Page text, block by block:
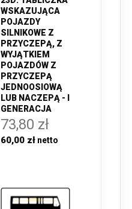
WSKAZUJĄCA
POJAZDY
SILNIKOWE Z
PRZYCZEPĄ, Z
WYJĄTKIEM
POJAZDÓW Z
PRZYCZEPĄ
JEDNOOSIOWĄ
LUB NACZEPĄ - I
GENERACJA
73,80 zł
60,00 zł